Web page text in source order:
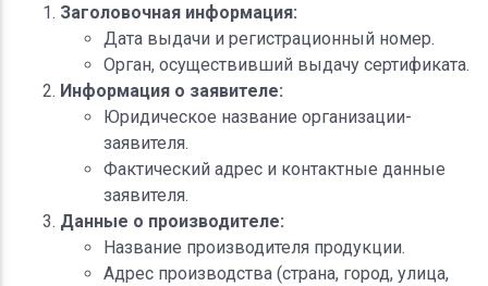
Заголовочная информация:
Дата выдачи и регистрационный номер.
Орган, осуществивший выдачу сертификата.
Информация о заявителе:
Юридическое название организации-
заявителя.
Фактический адрес и контактные данные
заявителя.
Данные о производителе:
Название производителя продукции.
Адрес производства (страна, город, улица,